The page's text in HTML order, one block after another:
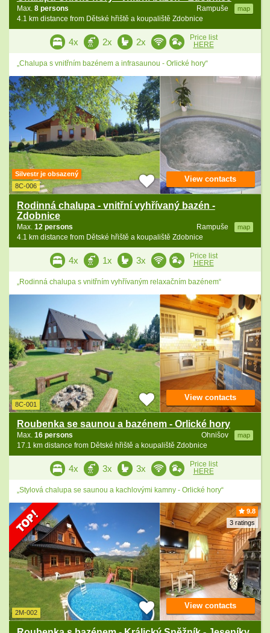
Rampuše map
Max. 8 persons
4.1 km distance from Dětské hřiště a koupaliště Zdobnice
4x 2x 2x
Price list
HERE
„Chalupa s vnitřním bazénem a infrasaunou - Orlické hory“
Silvestr je obsazený
8C-006
Rodinná chalupa - vnitřní vyhřívaný bazén -
Zdobnice
Rampuše map
Max. 12 persons
4.1 km distance from Dětské hřiště a koupaliště Zdobnice
View contacts
4x 1x 3x
Price list
HERE
„Rodinná chalupa s vnitřním vyhřívaným relaxačním bazénem“
8C-001
Roubenka se saunou a bazénem - Orlické hory
Ohnišov map
Max. 16 persons
17.1 km distance from Dětské hřiště a koupaliště Zdobnice
View contacts
4x 3x 3x
Price list
HERE
„Stylová chalupa se saunou a kachlovými kamny - Orlické hory“
9.8
3 ratings
2M-002
View contacts